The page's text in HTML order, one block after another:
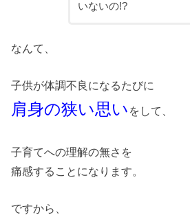
いないの!?
なんて、
子供が体調不良になるたびに
肩身の狭い思い をして、
子育てへの理解の無さを
痛感することになります。
ですから、